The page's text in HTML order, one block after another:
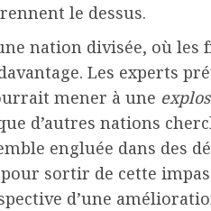
le dessus.
nation divisée, où les
Les experts
mener à une
d’autres nations
engluée dans des
sortir de cette
d’une